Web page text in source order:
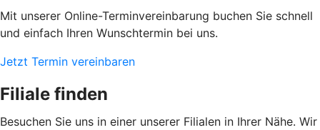
Mit unserer Online-Terminvereinbarung buchen Sie schnell
und einfach Ihren Wunschtermin bei uns.
Jetzt Termin vereinbaren
Filiale finden
Besuchen Sie uns in einer unserer Filialen in Ihrer Nähe. Wir